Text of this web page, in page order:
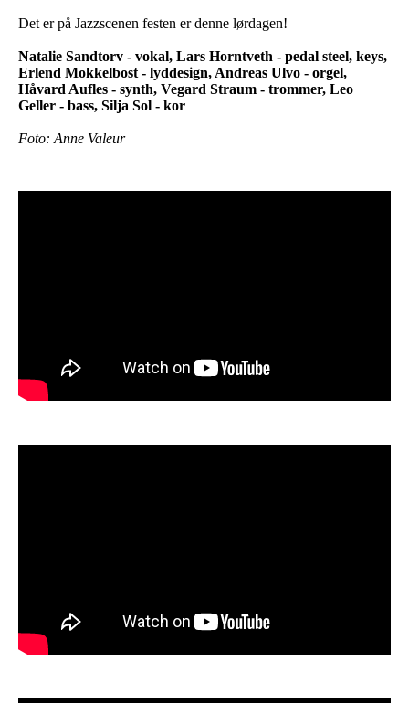
Det er på Jazzscenen festen er denne lørdagen!
Natalie Sandtorv - vokal, Lars Horntveth - pedal steel, keys,
Erlend Mokkelbost - lyddesign, Andreas Ulvo - orgel,
Håvard Aufles - synth, Vegard Straum - trommer, Leo
Geller - bass, Silja Sol - kor
Foto: Anne Valeur